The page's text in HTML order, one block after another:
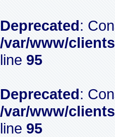
Deprecated:
/var/www/
line 95
Deprecated:
/var/www/
line 95